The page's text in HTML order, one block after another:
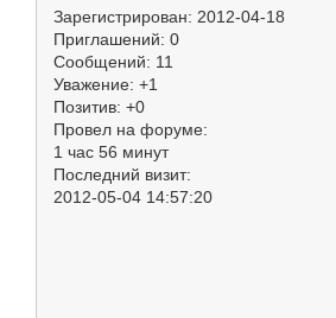
Зарегистрирован: 2012-04-18
Приглашений: 0
Сообщений: 11
Уважение: +1
Позитив: +0
Провел на форуме:
1 час 56 минут
Последний визит:
2012-05-04 14:57:20